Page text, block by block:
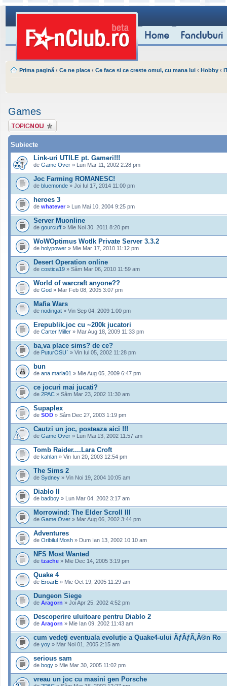
Prima pagină ‹ Ce ne place ‹ Ce face si ce creste omul, cu mana lui ‹ Hobby ‹
Games
Scrie un subiect
nou
Subiecte
Link-uri UTILE pt. Gameri!!!
de Game Over » Lun Mar 11, 2002 2:28 pm
Joc Farming ROMANESC!
de bluemonde » Joi Iul 17, 2014 11:00 pm
heroes 3
de whatever » Lun Mai 10, 2004 9:25 pm
Server Muonline
de gourcuff » Mie Noi 30, 2011 8:20 pm
WoWOptimus Wotlk Private Server 3.3.2
de holypower » Mie Mar 17, 2010 11:12 pm
Desert Operation online
de costica19 » Sâm Mar 06, 2010 11:59 am
World of warcraft anyone??
de God » Mar Feb 08, 2005 3:07 pm
Mafia Wars
de nodingat » Vin Sep 04, 2009 1:00 pm
Erepublik.joc cu ~200k jucatori
de Carter Miller » Mar Aug 18, 2009 11:33 pm
ba,va place sims? de ce?
de PuturOSU` » Vin Iul 05, 2002 11:28 pm
bun
de ana maria01 » Mie Aug 05, 2009 6:47 pm
ce jocuri mai jucati?
de 2PAC » Sâm Mar 23, 2002 11:30 am
Supaplex
de SOD » Sâm Dec 27, 2003 1:19 pm
Cautzi un joc, posteaza aici !!!
de Game Over » Lun Mai 13, 2002 11:57 am
Tomb Raider....Lara Croft
de kahlan » Vin Iun 20, 2003 12:54 pm
The Sims 2
de Sydney » Vin Noi 19, 2004 10:05 am
Diablo II
de badboy » Lun Mar 04, 2002 3:17 am
Morrowind: The Elder Scroll III
de Game Over » Mar Aug 06, 2002 3:44 pm
Adventures
de Oribilul Mosh » Dum Ian 13, 2002 10:10 am
NFS Most Wanted
de tzache » Mie Dec 14, 2005 3:19 pm
Quake 4
de EroarE » Mie Oct 19, 2005 11:29 am
Dungeon Siege
de Aragorn » Joi Apr 25, 2002 4:52 pm
Descoperire uluitoare pentru Diablo 2
de Aragorn » Mie Ian 09, 2002 11:43 am
cum vedeţi eventuala evoluţie a Quake4-ului ÃƒÂƒÃ‚Â®n Ro
de yoy » Mar Noi 01, 2005 2:15 am
serious sam
de bogy » Mie Mar 30, 2005 11:02 pm
vreau un joc cu masini gen Porsche